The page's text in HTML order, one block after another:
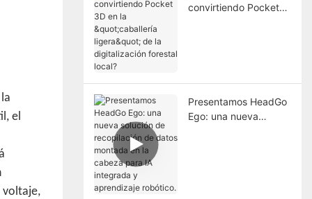
el
voltaje,
convirtiendo Pocket
Presentamos HeadGo
Ego: una nueva